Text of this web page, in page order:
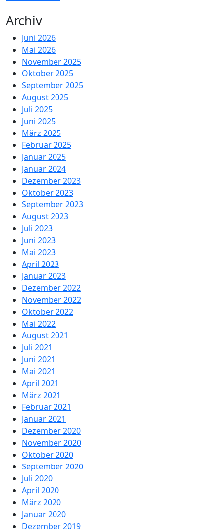
Archiv
Juni 2026
Mai 2026
November 2025
Oktober 2025
September 2025
August 2025
Juli 2025
Juni 2025
März 2025
Februar 2025
Januar 2025
Januar 2024
Dezember 2023
Oktober 2023
September 2023
August 2023
Juli 2023
Juni 2023
Mai 2023
April 2023
Januar 2023
Dezember 2022
November 2022
Oktober 2022
Mai 2022
August 2021
Juli 2021
Juni 2021
Mai 2021
April 2021
März 2021
Februar 2021
Januar 2021
Dezember 2020
November 2020
Oktober 2020
September 2020
Juli 2020
April 2020
März 2020
Januar 2020
Dezember 2019